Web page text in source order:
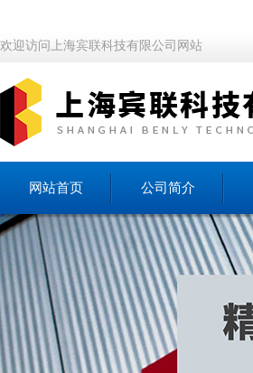
欢迎访问上海宾联科技有限公司网站
网站首页 公司简介